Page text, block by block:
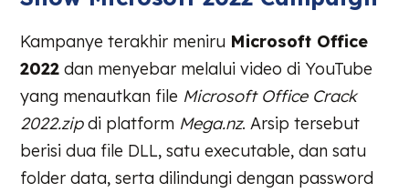
Kampanye terakhir meniru Microsoft Office
2022 dan menyebar melalui video di YouTube
yang menautkan file Microsoft Office Crack
2022.zipdi platform Mega.nz. Arsip tersebut
berisi dua file DLL, satu executable, dan satu
folder data, serta dilindungi dengan password